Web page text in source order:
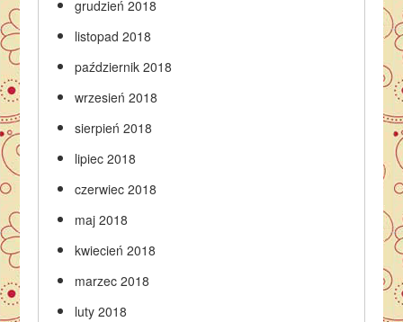
grudzień 2018
listopad 2018
październik 2018
wrzesień 2018
sierpień 2018
lipiec 2018
czerwiec 2018
maj 2018
kwiecień 2018
marzec 2018
luty 2018